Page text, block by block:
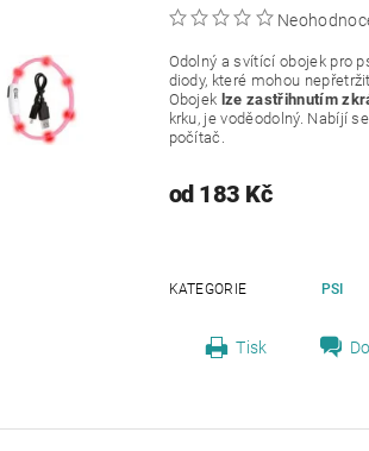
Odolný a svítící obojek pro
diody, které mohou
Obojek lze zastřihnutím
krku, je voděodolný. Nabíjí
počítač.
od 183 Kč
KATEGORIE PSI
Tisk